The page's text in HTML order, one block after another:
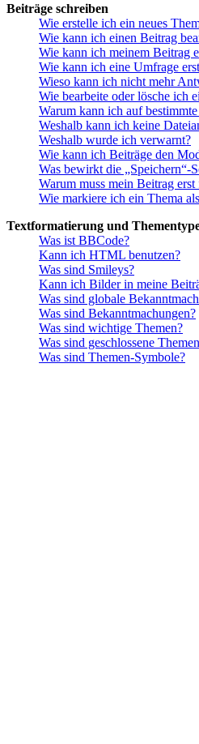
Beiträge schreiben
Wie erstelle ich ein neues
Wie kann ich einen Beitrag
Wie kann ich meinem Beitrag
Wie kann ich eine Umfrage
Wieso kann ich nicht mehr
Wie bearbeite oder lösche ich
Warum kann ich auf
Weshalb kann ich keine
Weshalb wurde ich verwarnt?
Wie kann ich Beiträge den
Was bewirkt die „Speichern“-
Warum muss mein Beitrag
Wie markiere ich ein Thema
Textformatierung und
Was ist BBCode?
Kann ich HTML benutzen?
Was sind Smileys?
Kann ich Bilder in meine
Was sind globale
Was sind Bekanntmachungen?
Was sind wichtige Themen?
Was sind geschlossene
Was sind Themen-Symbole?